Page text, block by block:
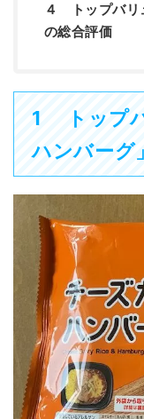
４ トップバリ
の総合評価
1
トップ
ハンバーグ